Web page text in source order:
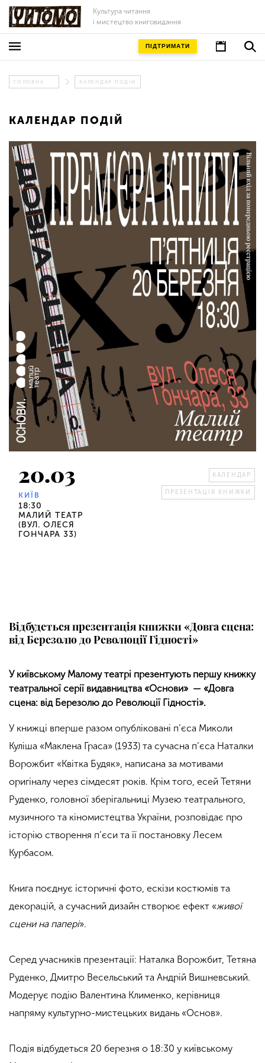
Культура читання
і мистецтво книговидання
ПІДТРИМАТИ
ГОЛОВНА КАЛЕНДАР ПОДІЙ
КАЛЕНДАР ПОДІЙ
20.03
КИЇВ
18:30
МАЛИЙ ТЕАТР
(ВУЛ. ОЛЕСЯ
ГОНЧАРА 33)
КАЛЕНДАР
ПРЕЗЕНТАЦІЯ КНИЖКИ
Відбудеться презентація книжки «Довга сцена:
від Березолю до Революції Гідності»
У київському Малому театрі презентують першу книжку
театральної серії видавництва «Основи» — «Довга
сцена: від Березолю до Революції Гідності».
У книжці вперше разом опубліковані п’єса Миколи
Куліша «Маклена Граса» (1933) та сучасна п’єса Наталки
Ворожбит «Квітка Будяк», написана за мотивами
оригіналу через сімдесят років. Крім того, есей Тетяни
Руденко, головної зберігальниці Музею театрального,
музичного та кіномистецтва України, розповідає про
історію створення п’єси та її постановку Лесем
Курбасом.
Книга поєднує історичні фото, ескізи костюмів та
декорацій, а сучасний дизайн створює ефект «живої
сцени на папері».
Серед учасників презентації: Наталка Ворожбит, Тетяна
Руденко, Дмитро Весельський та Андрій Вишневський.
Модерує подію Валентина Клименко, керівниця
напряму культурно-мистецьких видань «Основ».
Подія відбудеться 20 березня о 18:30 у київському